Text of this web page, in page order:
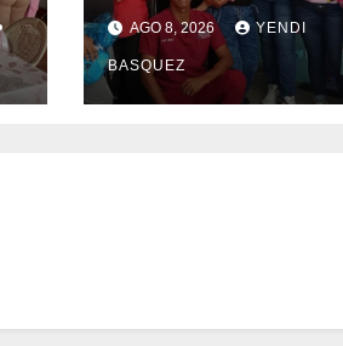
clausuran con
Semana Mundial
Lactancia Materna
AGO 8, 2026 YENDI
BASQUEZ